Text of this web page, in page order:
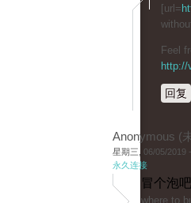
[url=
Feel
http://
回复
Anonymous (
星期三, 06/05/2019
永久连接
冒个泡
where to